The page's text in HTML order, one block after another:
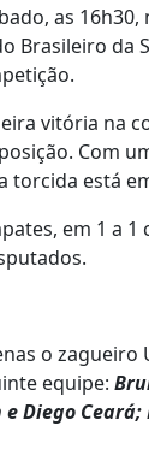
as
Brasileiro da
vitória na
Com
torcida está
em 1 a 1
o zagueiro
equipe:
Diego Ceará;